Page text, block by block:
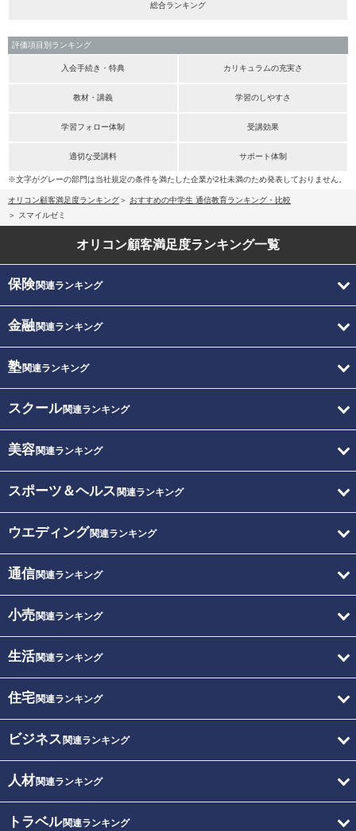
総合ランキング
評価項目別ランキング
入会手続き・特典 カリキュラムの充実さ
教材・講義 学習のしやすさ
学習フォロー体制 受講効果
適切な受講料 サポート体制
※文字がグレーの部門は当社規定の条件を満たした企業が2社未満のため発表しておりません。
オリコン顧客満足度ランキング
おすすめの中学生 通信教育ランキング・比較
スマイルゼミ
オリコン顧客満足度ランキング一覧
保険関連ランキング
金融関連ランキング
塾関連ランキング
スクール関連ランキング
美容関連ランキング
スポーツ＆ヘルス 関連ランキング
ウエディング関連ランキング
通信関連ランキング
小売関連ランキング
生活関連ランキング
住宅関連ランキング
ビジネス 関連ランキング
人材関連ランキング
トラベル関連ランキング